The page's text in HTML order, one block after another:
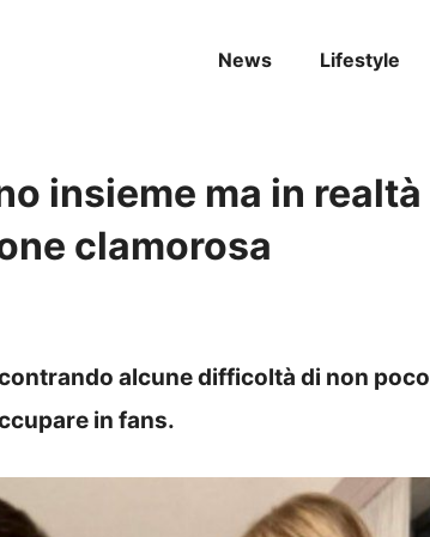
News Lifestyle
insieme ma in realtà
clamorosa
alcune difficoltà di non poco
in fans.